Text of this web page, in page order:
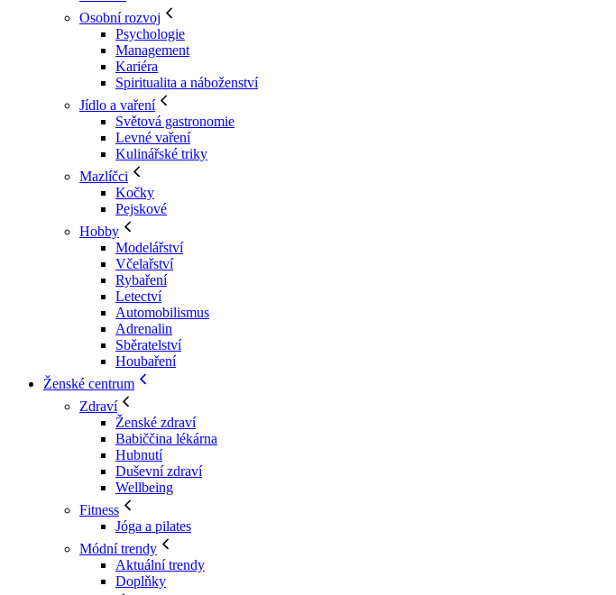
Osobní rozvoj
Psychologie
Management
Kariéra
Spiritualita a náboženství
Jídlo a vaření
Světová gastronomie
Levné vaření
Kulinářské triky
Mazlíčci
Kočky
Pejskové
Hobby
Modelářství
Včelařství
Rybaření
Letectví
Automobilismus
Adrenalin
Sběratelství
Houbaření
Ženské centrum
Zdraví
Ženské zdraví
Babiččina lékárna
Hubnutí
Duševní zdraví
Wellbeing
Fitness
Jóga a pilates
Módní trendy
Aktuální trendy
Doplňky